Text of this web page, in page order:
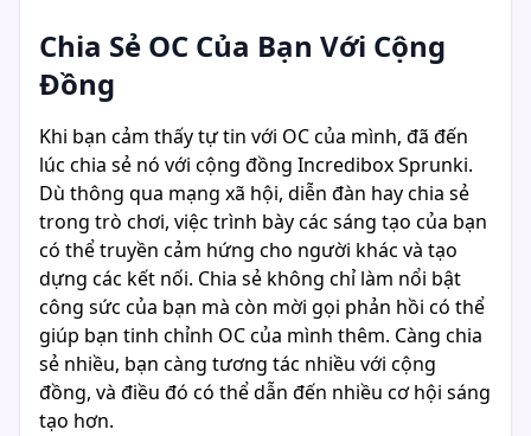
Chia Sẻ OC Của Bạn Với Cộng
Đồng
Khi bạn cảm thấy tự tin với OC của mình, đã đến
lúc chia sẻ nó với cộng đồng Incredibox Sprunki.
Dù thông qua mạng xã hội, diễn đàn hay chia sẻ
trong trò chơi, việc trình bày các sáng tạo của bạn
có thể truyền cảm hứng cho người khác và tạo
dựng các kết nối. Chia sẻ không chỉ làm nổi bật
công sức của bạn mà còn mời gọi phản hồi có thể
giúp bạn tinh chỉnh OC của mình thêm. Càng chia
sẻ nhiều, bạn càng tương tác nhiều với cộng
đồng, và điều đó có thể dẫn đến nhiều cơ hội sáng
tạo hơn.